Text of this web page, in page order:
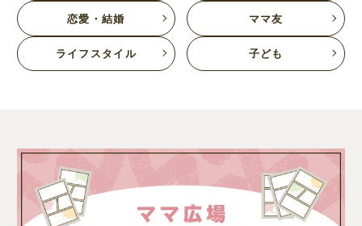
恋愛・結婚 ママ友
ライフスタイル 子ども